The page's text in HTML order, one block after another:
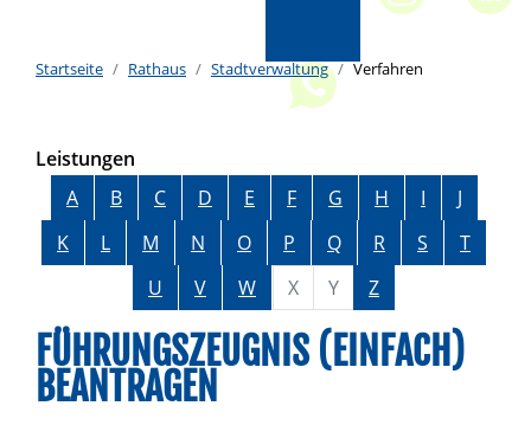
Startseite Rathaus Stadtverwaltung Verfahren
Leistungen
Alphabetisches Register überspringen
A B C D E F G H I
J
K
L M N O P Q R S
T
U
V W X Y Z
FÜHRUNGSZEUGNIS (EINFACH)
BEANTRAGEN